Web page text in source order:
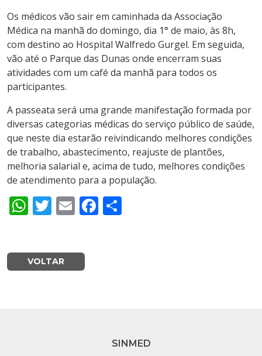
Os médicos vão sair em caminhada da Associação
Médica na manhã do domingo, dia 1° de maio, às 8h,
com destino ao Hospital Walfredo Gurgel. Em seguida,
vão até o Parque das Dunas onde encerram suas
atividades com um café da manhã para todos os
participantes.
A passeata será uma grande manifestação formada por
diversas categorias médicas do serviço público de saúde,
que neste dia estarão reivindicando melhores condições
de trabalho, abastecimento, reajuste de plantões,
melhoria salarial e, acima de tudo, melhores condições
de atendimento para a população.
WhatsApp
Twitter
EmailFacebook
VOLTAR
SINMED